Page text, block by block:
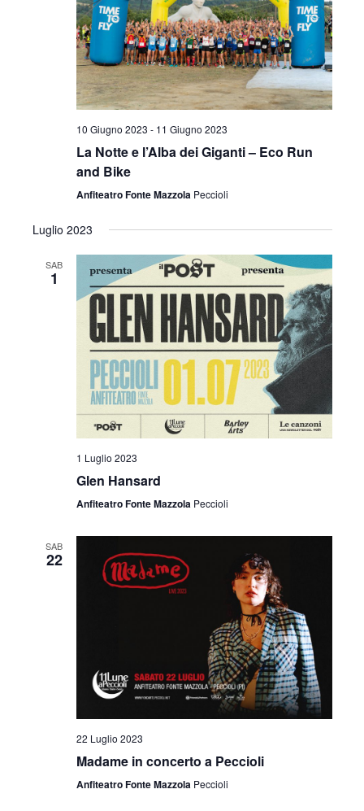
10 Giugno 2023 - 11 Giugno 2023
La Notte e l’Alba dei Giganti – Eco Run
and Bike
Anfiteatro Fonte Mazzola Peccioli
Luglio 2023
SAB
1
1 Luglio 2023
Glen Hansard
Anfiteatro Fonte Mazzola Peccioli
SAB
22
22 Luglio 2023
Madame in concerto a Peccioli
Anfiteatro Fonte Mazzola Peccioli